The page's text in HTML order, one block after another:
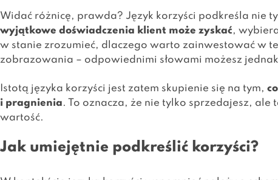
Widać różnicę, prawda? Język korzyści podkreśla nie
wyjątkowe doświadczenia klient może zyskać,
w stanie zrozumieć, dlaczego warto zainwestować w
zobrazowania – odpowiednimi słowami możesz
Istotą języka korzyści jest zatem skupienie się na tym,
i pragnienia. To oznacza, że nie tylko sprzedajesz,
wartość.
Jak umiejętnie podkreślić korzyści?